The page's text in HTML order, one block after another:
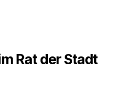
Rat der Stadt